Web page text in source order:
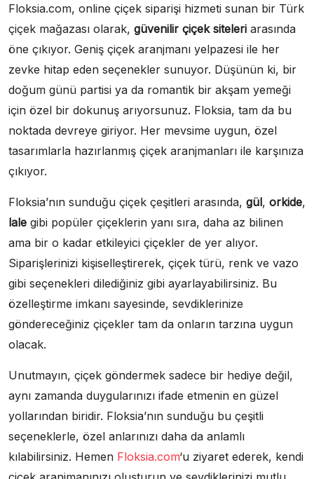
Floksia.com, online çiçek siparişi hizmeti sunan bir Türk
çiçek mağazası olarak, güvenilir çiçek siteleri arasında
öne çıkıyor. Geniş çiçek aranjmanı yelpazesi ile her
zevke hitap eden seçenekler sunuyor. Düşünün ki, bir
doğum günü partisi ya da romantik bir akşam yemeği
için özel bir dokunuş arıyorsunuz. Floksia, tam da bu
noktada devreye giriyor. Her mevsime uygun, özel
tasarımlarla hazırlanmış çiçek aranjmanları ile karşınıza
çıkıyor.
Floksia’nın sunduğu çiçek çeşitleri arasında, gül, orkide,
lale gibi popüler çiçeklerin yanı sıra, daha az bilinen
ama bir o kadar etkileyici çiçekler de yer alıyor.
Siparişlerinizi kişiselleştirerek, çiçek türü, renk ve vazo
gibi seçenekleri dilediğiniz gibi ayarlayabilirsiniz. Bu
özelleştirme imkanı sayesinde, sevdiklerinize
göndereceğiniz çiçekler tam da onların tarzına uygun
olacak.
Unutmayın, çiçek göndermek sadece bir hediye değil,
aynı zamanda duygularınızı ifade etmenin en güzel
yollarından biridir. Floksia’nın sunduğu bu çeşitli
seçeneklerle, özel anlarınızı daha da anlamlı
kılabilirsiniz. Hemen Floksia.com‘u ziyaret ederek, kendi